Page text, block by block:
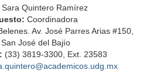
Sara Quintero Ramírez
Coordinadora
Av. José Parres Arias #150,
San José del Bajío
(33) 3819-3300, Ext. 23583